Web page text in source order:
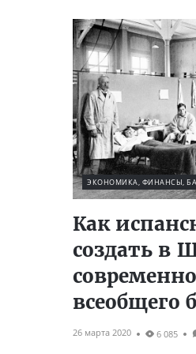
ЭКОНОМИКА, ФИНАНСЫ,
Как
создать в
всеобщего
26 марта 2020 6 085